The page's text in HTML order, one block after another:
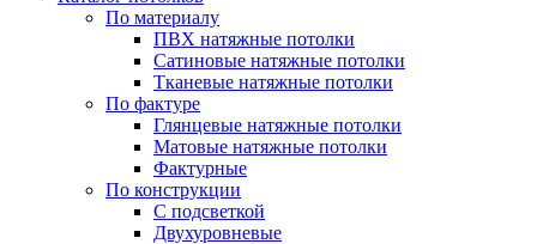
По материалу
ПВХ натяжные потолки
Сатиновые натяжные потолки
Тканевые натяжные потолки
По фактуре
Глянцевые натяжные потолки
Матовые натяжные потолки
Фактурные
По конструкции
С подсветкой
Двухуровневые